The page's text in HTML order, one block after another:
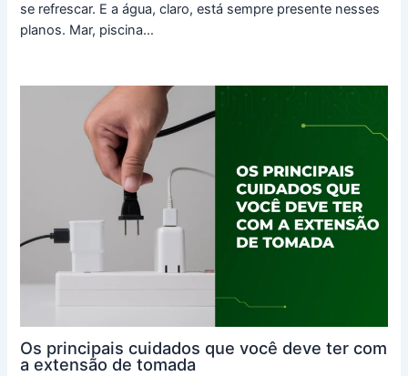
se refrescar. E a água, claro, está sempre presente nesses
planos. Mar, piscina…
Os principais cuidados que você deve ter com
a extensão de tomada